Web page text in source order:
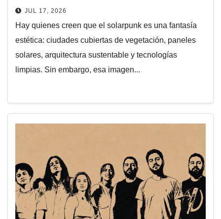
tecnológica
JUL 17, 2026
Hay quienes creen que el solarpunk es una fantasía
estética: ciudades cubiertas de vegetación, paneles
solares, arquitectura sustentable y tecnologías
limpias. Sin embargo, esa imagen...